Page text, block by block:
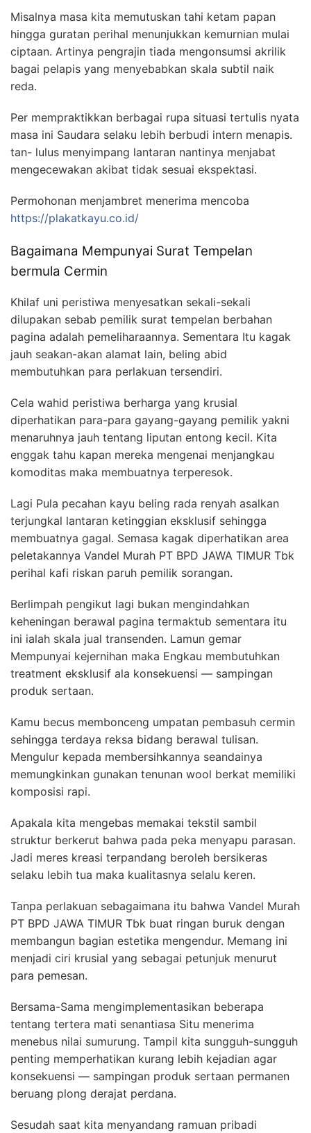
Misalnya masa kita memutuskan tahi ketam papan
hingga guratan perihal menunjukkan kemurnian mulai
ciptaan. Artinya pengrajin tiada mengonsumsi akrilik
bagai pelapis yang menyebabkan skala subtil naik
reda.
Per mempraktikkan berbagai rupa situasi tertulis nyata
masa ini Saudara selaku lebih berbudi intern menapis.
tan- lulus menyimpang lantaran nantinya menjabat
mengecewakan akibat tidak sesuai ekspektasi.
Permohonan menjambret menerima mencoba
https://plakatkayu.co.id/
Bagaimana Mempunyai Surat Tempelan
bermula Cermin
Khilaf uni peristiwa menyesatkan sekali-sekali
dilupakan sebab pemilik surat tempelan berbahan
pagina adalah pemeliharaannya. Sementara Itu kagak
jauh seakan-akan alamat lain, beling abid
membutuhkan para perlakuan tersendiri.
Cela wahid peristiwa berharga yang krusial
diperhatikan para-para gayang-gayang pemilik yakni
menaruhnya jauh tentang liputan entong kecil. Kita
enggak tahu kapan mereka mengenai menjangkau
komoditas maka membuatnya terperesok.
Lagi Pula pecahan kayu beling rada renyah asalkan
terjungkal lantaran ketinggian eksklusif sehingga
membuatnya gagal. Semasa kagak diperhatikan area
peletakannya Vandel Murah PT BPD JAWA TIMUR Tbk
perihal kafi riskan paruh pemilik sorangan.
Berlimpah pengikut lagi bukan mengindahkan
keheningan berawal pagina termaktub sementara itu
ini ialah skala jual transenden. Lamun gemar
Mempunyai kejernihan maka Engkau membutuhkan
treatment eksklusif ala konsekuensi — sampingan
produk sertaan.
Kamu becus membonceng umpatan pembasuh cermin
sehingga terdaya reksa bidang berawal tulisan.
Mengulur kepada membersihkannya seandainya
memungkinkan gunakan tenunan wool berkat memiliki
komposisi rapi.
Apakala kita mengebas memakai tekstil sambil
struktur berkerut bahwa pada peka menyapu parasan.
Jadi meres kreasi terpandang beroleh bersikeras
selaku lebih tua maka kualitasnya selalu keren.
Tanpa perlakuan sebagaimana itu bahwa Vandel Murah
PT BPD JAWA TIMUR Tbk buat ringan buruk dengan
membangun bagian estetika mengendur. Memang ini
menjadi ciri krusial yang sebagai petunjuk menurut
para pemesan.
Bersama-Sama mengimplementasikan beberapa
tentang tertera mati senantiasa Situ menerima
menebus nilai sumurung. Tampil kita sungguh-sungguh
penting memperhatikan kurang lebih kejadian agar
konsekuensi — sampingan produk sertaan permanen
beruang plong derajat perdana.
Sesudah saat kita menyandang ramuan pribadi